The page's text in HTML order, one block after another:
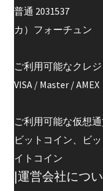
普通 2031537
カ）フォーチュン
ご利用可能なクレ
VISA / Master / AMEX
ご利用可能な仮想
ビットコイン、ビ
イトコイン
|運営会社につ